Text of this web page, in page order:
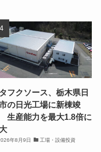
フクソース、栃木県日
の日光工場に新棟竣
生産能力を最大1.8倍に
年8月9日 工場・設備投資